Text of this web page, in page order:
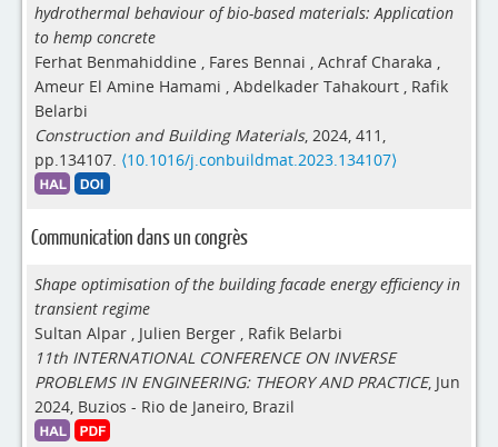
hydrothermal behaviour of bio-based materials: Application
to hemp concrete
Ferhat Benmahiddine , Fares Bennai , Achraf Charaka ,
Ameur El Amine Hamami , Abdelkader Tahakourt , Rafik
Belarbi
Construction and Building Materials, 2024, 411,
pp.134107. ⟨10.1016/j.conbuildmat.2023.134107⟩
Communication dans un congrès
Shape optimisation of the building facade energy efficiency in
transient regime
Sultan Alpar , Julien Berger , Rafik Belarbi
11th INTERNATIONAL CONFERENCE ON INVERSE
PROBLEMS IN ENGINEERING: THEORY AND PRACTICE, Jun
2024, Buzios - Rio de Janeiro, Brazil